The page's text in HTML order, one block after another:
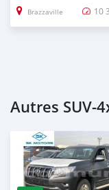
Brazzaville 10
Autres